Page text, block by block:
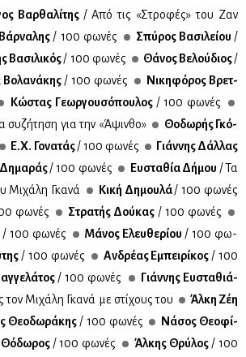
Βαρ­θα­λί­της / Από τις «Στρο­φές» του Ζαν
/ 100 φω­νές Σπύ­ρος Βα­σι­λεί­ου /
Βα­σι­λι­κός/ 100 φω­νές Θά­νος Βε­λού­διος/
Βο­λα­νά­κης / 100 φω­νές
Νι­κη­φό­ρος Βρετ­
Κώ­στας Γε­ωρ­γου­σό­που­λος / 100 φω­νές
συ­ζή­τη­ση για την «Άψιν­θο»
Θο­δω­ρής Γκό­
Ε.Χ. Γο­να­τάς/ 100 φω­νές
Γιάν­νης Δάλ­λας
/ 100 φω­νές Ευ­στα­θία Δή­μου / Τα
Μι­χά­λη Γκα­νά
Κι­κή Δη­μου­λά/ 100 φω­νές
φω­νές Στρα­τής Δού­κας / 100 φω­νές
/ 100 φω­νές Μά­νος Ελευ­θε­ρί­ου / 100 φω­
/ 100 φω­νές Αν­δρέ­ας Εμπει­ρί­κος / 100
/ 100 φω­νές
Γιάν­νης Ευ­στα­θιά­
τον Μι­χά­λη Γκα­νά με στί­χους του
Άλ­κη Ζέη
Θε­ο­δω­ρά­κης / 100 φω­νές
Νά­σος Θε­ο­φί­
Θό­δω­ρος / 100 φω­νές Άλ­κης Θρύ­λος / 100